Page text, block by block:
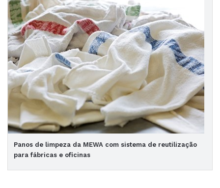
Panos de limpeza da MEWA com sistema de reutilização
para fábricas e oficinas